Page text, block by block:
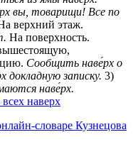
вы, товарищи! Все по
верхний этаж.
На поверхность.
Сообщить наве́рх о
докладную записку. 3)
наве́рх.
всех наверх
словаре Кузнецова